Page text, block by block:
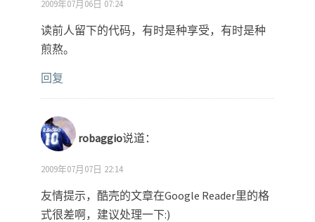
2009年07月06日 07:24
读前人留下的代码，有时是种享受，有时是种
煎熬。
回复
robaggio说道：
2009年07月07日 22:14
友情提示，酷壳的文章在Google Reader里的格
式很差啊，建议处理一下:)